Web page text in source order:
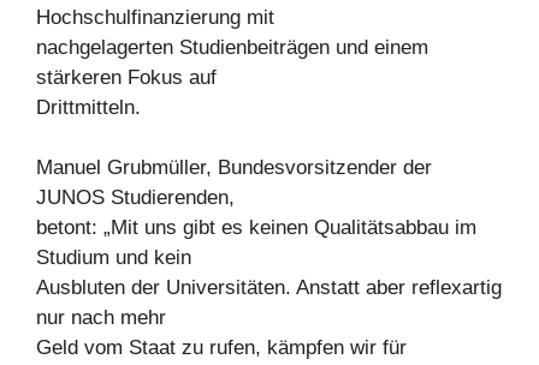
Hochschulfinanzierung mit
nachgelagerten Studienbeiträgen und einem
stärkeren Fokus auf
Drittmitteln.
Manuel Grubmüller, Bundesvorsitzender der
JUNOS Studierenden,
betont: „Mit uns gibt es keinen Qualitätsabbau im
Studium und kein
Ausbluten der Universitäten. Anstatt aber reflexartig
nur nach mehr
Geld vom Staat zu rufen, kämpfen wir für